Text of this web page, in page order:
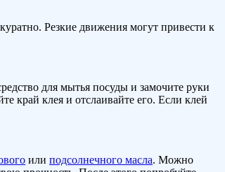
Резкие движения могут привести к
для мытья посуды и замочите руки
край клея и отслаивайте его. Если клей
или подсолнечного масла. Можно